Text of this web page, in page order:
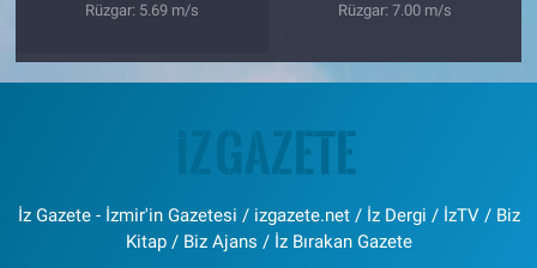
Rüzgar: 5.69 m/s
Rüzgar: 7.00 m/s
İz Gazete - İzmir'in Gazetesi / izgazete.net / İz Dergi / İzTV / Biz
Kitap / Biz Ajans / İz Bırakan Gazete